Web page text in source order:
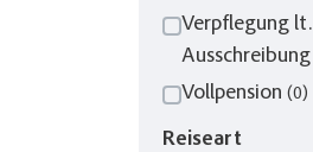
Verpflegung lt.
Ausschreibung
Vollpension (0)
Reiseart